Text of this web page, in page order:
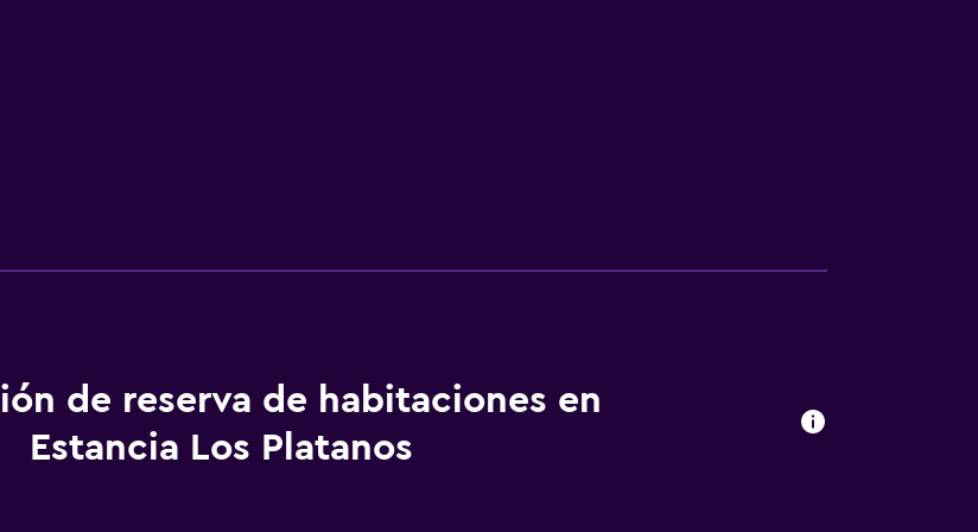
de reserva de habitaciones en
Estancia Los Platanos